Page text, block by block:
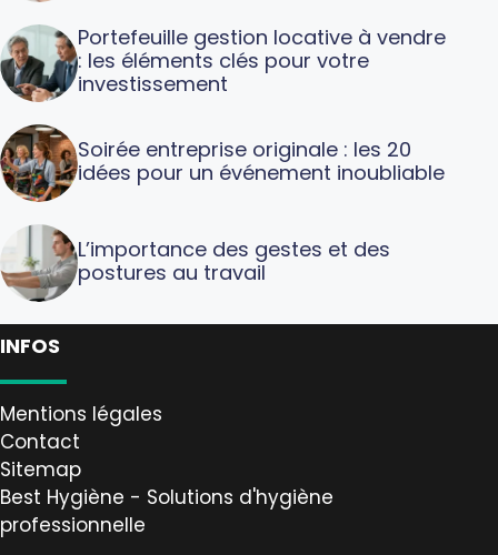
Portefeuille gestion locative à vendre
: les éléments clés pour votre
investissement
Soirée entreprise originale : les 20
idées pour un événement inoubliable
L’importance des gestes et des
postures au travail
INFOS
Mentions légales
Contact
Sitemap
Best Hygiène - Solutions d'hygiène
professionnelle